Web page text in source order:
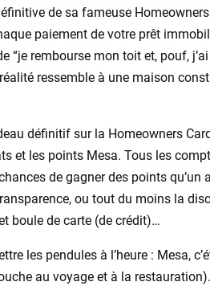
de sa fameuse
paiement de votre prêt
“je rembourse mon toit et, pouf,
ressemble à une maison
définitif sur la Homeowners
et les points Mesa. Tous les
de gagner des points
ou tout du moins la
boule de carte (de crédit)…
les pendules à l’heure : Mesa,
au voyage et à la